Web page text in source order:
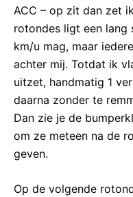
ACC – op zit dan zet
rotondes ligt een lang
km/u mag, maar
achter mij. Totdat ik
uitzet, handmatig 1
daarna zonder te
Dan zie je de
om ze meteen na de
geven.
Op de volgende